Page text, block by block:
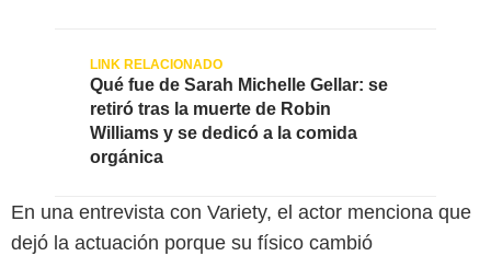
Qué fue de Sarah Michelle Gellar: se
retiró tras la muerte de Robin
Williams y se dedicó a la comida
orgánica
En una entrevista con Variety, el actor menciona que
dejó la actuación porque su físico cambió